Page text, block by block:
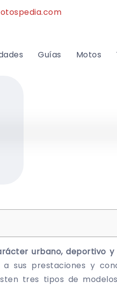
Guías Motos
urbano, deportivo y
sus prestaciones y
tres tipos de